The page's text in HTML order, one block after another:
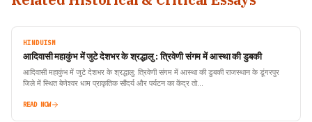
HINDUISM
आदिवासी महाकुंभ में जुटे देशभर के श्रद्धालु : त्रिवेणी संगम में आस्था की डुबकी
आदिवासी महाकुंभ में जुटे देशभर के श्रद्धालु: त्रिवेणी संगम में आस्था की डुबकी राजस्थान के डूंगरपुर
जिले में स्थित बेणेश्वर धाम प्राकृतिक सौंदर्य और पर्यटन का केंद्र तो…
READ NOW